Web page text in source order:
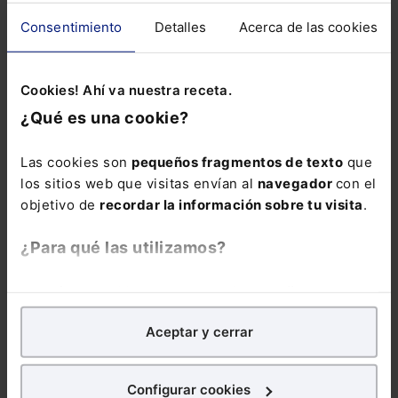
Consentimiento Detalles Acerca de las cookies
Cookies! Ahí va nuestra receta.
¿Qué es una cookie?
Las cookies son pequeños fragmentos de texto que
los sitios web que visitas envían al navegador con el
objetivo de recordar la información sobre tu visita.
¿Para qué las utilizamos?
analíticospara tratar demejorar tu experienciaen
nuestra página web. También con fines publicitarios,
para poder mostrarte publicidad y contenidos de tu
Aceptar y cerrar
Configurar cookies
ENVIAR
ÚLTIMAS NOTICIAS RELACIONADAS
- El TSJ de Murcia confirma las altas en la Seguridad Social de 140
repartidores de Glovo como trabajadores por cuenta ajena
- El XI Foro Gerencias Legales Ciudad de México 2026 tendrá
lugar el 3 de septiembre